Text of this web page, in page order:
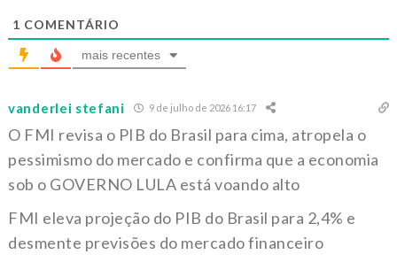
1 COMENTÁRIO
mais recentes
vanderlei stefani 9 de julho de 2026 16:17
O FMI revisa o PIB do Brasil para cima, atropela o
pessimismo do mercado e confirma que a economia
sob o GOVERNO LULA está voando alto
FMI eleva projeção do PIB do Brasil para 2,4% e
desmente previsões do mercado financeiro